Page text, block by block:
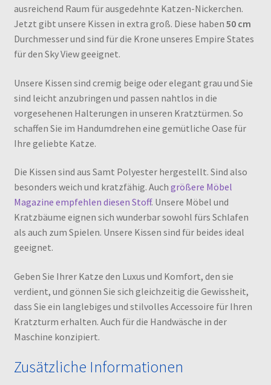
ausreichend Raum für ausgedehnte Katzen-Nickerchen.
Jetzt gibt unsere Kissen in extra groß. Diese haben 50 cm
Durchmesser und sind für die Krone unseres Empire States
für den Sky View geeignet.
Unsere Kissen sind cremig beige oder elegant grau und Sie
sind leicht anzubringen und passen nahtlos in die
vorgesehenen Halterungen in unseren Kratztürmen. So
schaffen Sie im Handumdrehen eine gemütliche Oase für
Ihre geliebte Katze.
Die Kissen sind aus Samt Polyester hergestellt. Sind also
besonders weich und kratzfähig. Auch größere Möbel
Magazine empfehlen diesen Stoff. Unsere Möbel und
Kratzbäume eignen sich wunderbar sowohl fürs Schlafen
als auch zum Spielen. Unsere Kissen sind für beides ideal
geeignet.
Geben Sie Ihrer Katze den Luxus und Komfort, den sie
verdient, und gönnen Sie sich gleichzeitig die Gewissheit,
dass Sie ein langlebiges und stilvolles Accessoire für Ihren
Kratzturm erhalten. Auch für die Handwäsche in der
Maschine konzipiert.
Zusätzliche Informationen